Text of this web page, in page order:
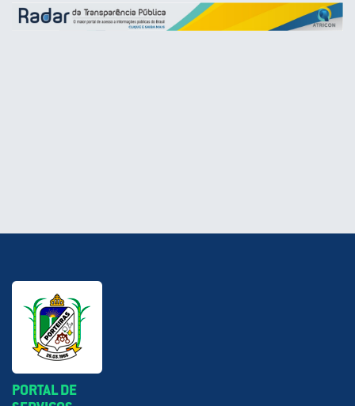
PORTAL DE